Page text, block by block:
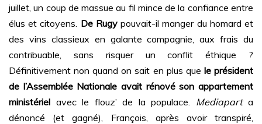
juillet, un coup de massue au fil mince de la confiance entre
élus et citoyens. De Rugypouvait-il manger du homard et
des vins classieux en galante compagnie, aux frais du
contribuable, sans risquer un conflit éthique ?
Définitivement non quand on sait en plus que le président
de l’Assemblée Nationale avait rénové son appartement
ministériel avec le flouz’ de la populace. Mediaparta
dénoncé (et gagné), François, après avoir transpiré,